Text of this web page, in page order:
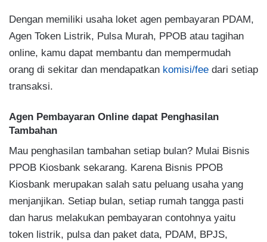
Dengan memiliki usaha loket agen pembayaran PDAM,
Agen Token Listrik, Pulsa Murah, PPOB atau tagihan
online, kamu dapat membantu dan mempermudah
orang di sekitar dan mendapatkan komisi/fee dari setiap
transaksi.
Agen Pembayaran Online dapat Penghasilan
Tambahan
Mau penghasilan tambahan setiap bulan? Mulai Bisnis
PPOB Kiosbank sekarang. Karena Bisnis PPOB
Kiosbank merupakan salah satu peluang usaha yang
menjanjikan. Setiap bulan, setiap rumah tangga pasti
dan harus melakukan pembayaran contohnya yaitu
token listrik, pulsa dan paket data, PDAM, BPJS,